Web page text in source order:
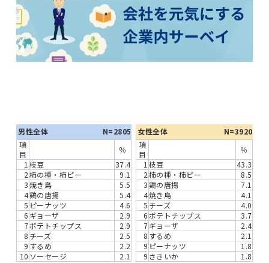
男性全体 N=2805 女性全体
N=3920
項
目
％
1 枝豆
37.4
2柿の種・柿ピー
9.1
3焼き鳥
5.5
4鶏の唐揚
5.4
5 ピーナッツ
4.6
6 ギョーザ
2.9
7ポテトチップス
2.9
8 チーズ
2.5
9 するめ
2.2
10 ソーセージ 2.1
項
目
％
1 枝豆
43.3
2柿の種・柿ピー
8.5
3鶏の唐揚
7.1
4焼き鳥
4.1
5 チーズ
4.0
6ポテトチップス
3.7
7ギョーザ
2.4
8 するめ
2.1
9 ピーナッツ
1.8
9 さきいか 1.8